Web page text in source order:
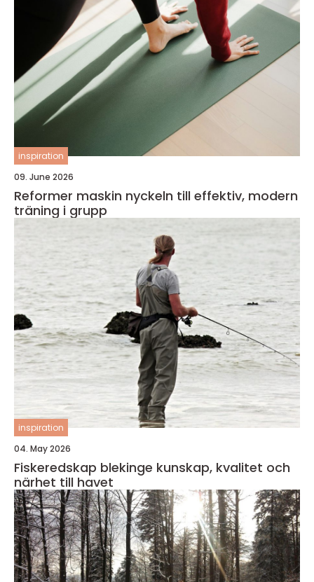
inspiration
09. June 2026
Reformer maskin nyckeln till effektiv, modern
träning i grupp
inspiration
04. May 2026
Fiskeredskap blekinge kunskap, kvalitet och
närhet till havet